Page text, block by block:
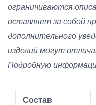
ограничиваются
оставляет за собой
дополнительного
изделий могут
Подробную
Состав